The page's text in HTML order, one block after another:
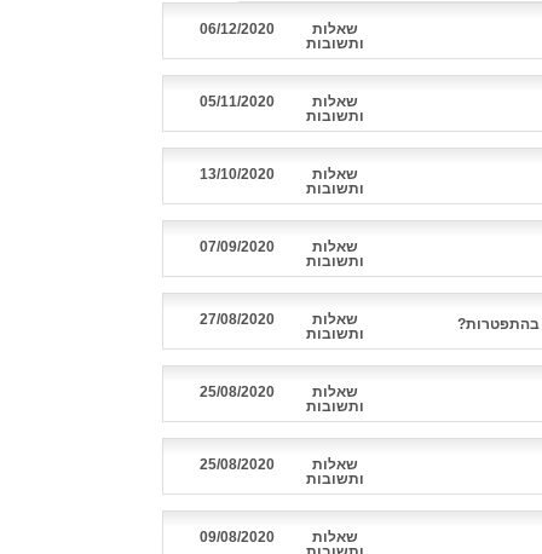
06/12/2020
שאלות
ותשובות
05/11/2020
שאלות
ותשובות
13/10/2020
שאלות
ותשובות
07/09/2020
שאלות
ותשובות
בהתפטרות? 27/08/2020
שאלות
ותשובות
25/08/2020
שאלות
ותשובות
25/08/2020
שאלות
ותשובות
09/08/2020
שאלות